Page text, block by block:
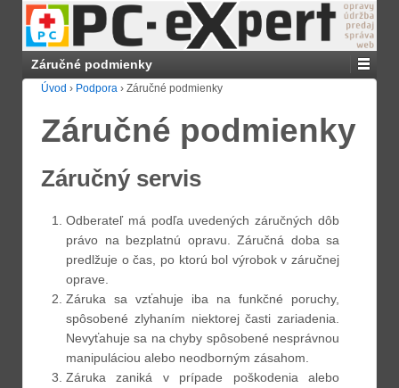
Záručné podmienky
Úvod › Podpora › Záručné podmienky
Záručné podmienky
Záručný servis
Odberateľ má podľa uvedených záručných dôb
právo na bezplatnú opravu. Záručná doba sa
predlžuje o čas, po ktorú bol výrobok v záručnej
oprave.
Záruka sa vzťahuje iba na funkčné poruchy,
spôsobené zlyhaním niektorej časti zariadenia.
Nevyťahuje sa na chyby spôsobené nesprávnou
manipuláciou alebo neodborným zásahom.
Záruka zaniká v prípade poškodenia alebo